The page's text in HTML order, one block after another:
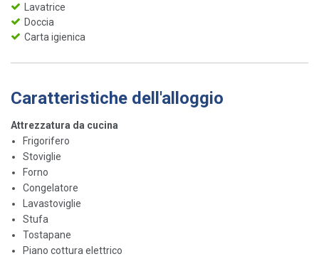
Lavatrice
Doccia
Carta igienica
Caratteristiche dell'alloggio
Attrezzatura da cucina
Frigorifero
Stoviglie
Forno
Congelatore
Lavastoviglie
Stufa
Tostapane
Piano cottura elettrico